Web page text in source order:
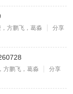
方鹏飞，葛淼
分享
方鹏飞，葛淼
分享